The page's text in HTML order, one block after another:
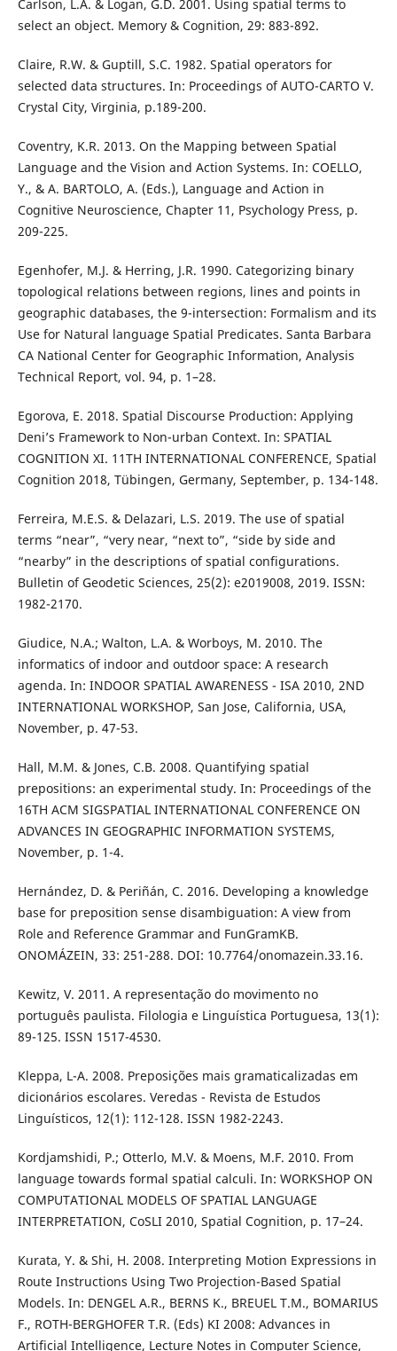
Carlson, L.A. & Logan, G.D. 2001. Using spatial terms to
select an object. Memory & Cognition, 29: 883-892.
Claire, R.W. & Guptill, S.C. 1982. Spatial operators for
selected data structures. In: Proceedings of AUTO-CARTO V.
Crystal City, Virginia, p.189-200.
Coventry, K.R. 2013. On the Mapping between Spatial
Language and the Vision and Action Systems. In: COELLO,
Y., & A. BARTOLO, A. (Eds.), Language and Action in
Cognitive Neuroscience, Chapter 11, Psychology Press, p.
209-225.
Egenhofer, M.J. & Herring, J.R. 1990. Categorizing binary
topological relations between regions, lines and points in
geographic databases, the 9-intersection: Formalism and its
Use for Natural language Spatial Predicates. Santa Barbara
CA National Center for Geographic Information, Analysis
Technical Report, vol. 94, p. 1–28.
Egorova, E. 2018. Spatial Discourse Production: Applying
Deni’s Framework to Non-urban Context. In: SPATIAL
COGNITION XI. 11TH INTERNATIONAL CONFERENCE, Spatial
Cognition 2018, Tübingen, Germany, September, p. 134-148.
Ferreira, M.E.S. & Delazari, L.S. 2019. The use of spatial
terms “near”, “very near, “next to”, “side by side and
“nearby” in the descriptions of spatial configurations.
Bulletin of Geodetic Sciences, 25(2): e2019008, 2019. ISSN:
1982-2170.
Giudice, N.A.; Walton, L.A. & Worboys, M. 2010. The
informatics of indoor and outdoor space: A research
agenda. In: INDOOR SPATIAL AWARENESS - ISA 2010, 2ND
INTERNATIONAL WORKSHOP, San Jose, California, USA,
November, p. 47-53.
Hall, M.M. & Jones, C.B. 2008. Quantifying spatial
prepositions: an experimental study. In: Proceedings of the
16TH ACM SIGSPATIAL INTERNATIONAL CONFERENCE ON
ADVANCES IN GEOGRAPHIC INFORMATION SYSTEMS,
November, p. 1-4.
Hernández, D. & Periñán, C. 2016. Developing a knowledge
base for preposition sense disambiguation: A view from
Role and Reference Grammar and FunGramKB.
ONOMÁZEIN, 33: 251-288. DOI: 10.7764/onomazein.33.16.
Kewitz, V. 2011. A representação do movimento no
português paulista. Filologia e Linguística Portuguesa, 13(1):
89-125. ISSN 1517-4530.
Kleppa, L-A. 2008. Preposições mais gramaticalizadas em
dicionários escolares. Veredas - Revista de Estudos
Linguísticos, 12(1): 112-128. ISSN 1982-2243.
Kordjamshidi, P.; Otterlo, M.V. & Moens, M.F. 2010. From
language towards formal spatial calculi. In: WORKSHOP ON
COMPUTATIONAL MODELS OF SPATIAL LANGUAGE
INTERPRETATION, CoSLI 2010, Spatial Cognition, p. 17–24.
Kurata, Y. & Shi, H. 2008. Interpreting Motion Expressions in
Route Instructions Using Two Projection-Based Spatial
Models. In: DENGEL A.R., BERNS K., BREUEL T.M., BOMARIUS
F., ROTH-BERGHOFER T.R. (Eds) KI 2008: Advances in
Artificial Intelligence, Lecture Notes in Computer Science,